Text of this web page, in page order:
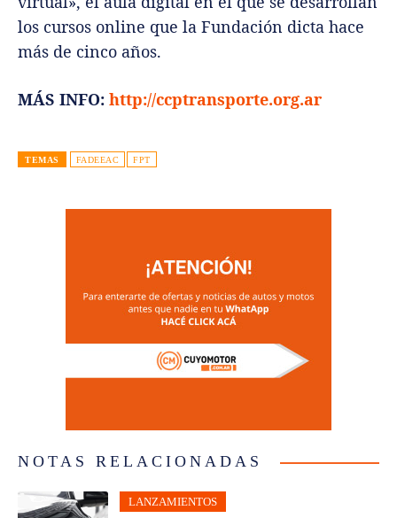
los cursos online que la Fundación dicta hace
más de cinco años.
MÁS INFO: http://ccptransporte.org.ar
TEMAS FADEEAC FPT
NOTAS RELACIONADAS
LANZAMIENTOS